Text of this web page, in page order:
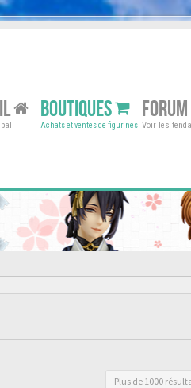
BOUTIQUES
Achats et ventes de figurines
FORUM
Voir les
Plus de 1000